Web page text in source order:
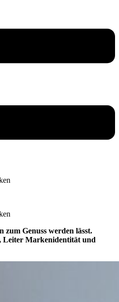
zum Genuss werden lässt.
Leiter Markenidentität und